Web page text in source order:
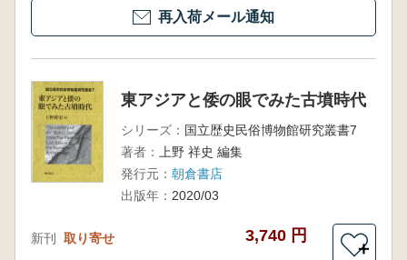
再入荷メール通知
東アジアと倭の眼でみた古墳時代
シリーズ： 国立歴史民俗博物館研究叢書7
著者： 上野 祥史 編集
発行元： 朝倉書店
出版年： 2020/03
新刊 取り寄せ 3,740 円
＋